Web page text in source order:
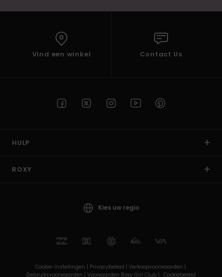
Vind een winkel Contact Us
HULP
ROXY
Kies uw regio
Cookie-instellingen | Privacybeleid | Verkoopvoorwaarden |
Gebruiksvoorwaarden | Voowaarden Roxy Girl Club | Cookiebeleid